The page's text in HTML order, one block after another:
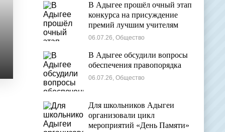
В Адыгее прошёл очный этап
конкурса на присуждение
премий лучшим учителям
06.07.26, Общество
В Адыгее обсудили вопросы
обеспечения правопорядка
06.07.26, Общество
Для школьников Адыгеи
организовали цикл
мероприятий «День Памяти»